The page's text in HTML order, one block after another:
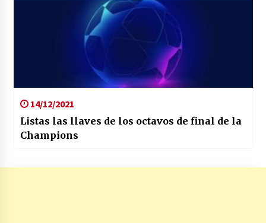
14/12/2021
Listas las llaves de los octavos de final de la
Champions